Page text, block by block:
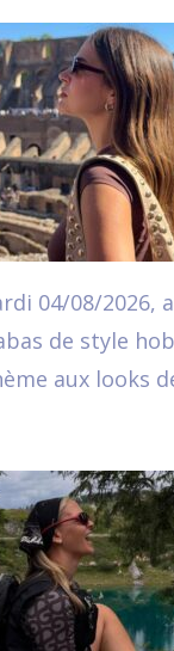
04/08/2026,
de style
aux looks